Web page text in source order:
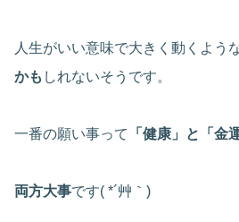
人生がいい意味で大きく動くよう
かも しれないそうです。
一番の願い事って 「健康」と「金
両方大事です( *´艸｀)